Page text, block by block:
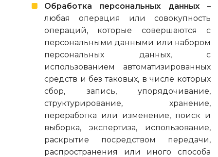
Обработка персональных данных–
любая операция или совокупность
операций, которые совершаются с
персональными данными или набором
персональных данных, с
использованием автоматизированных
средств и без таковых, в числе которых
сбор, запись, упорядочивание,
структурирование, хранение,
переработка или изменение, поиск и
выборка, экспертиза, использование,
раскрытие посредством передачи,
распространения или иного способа